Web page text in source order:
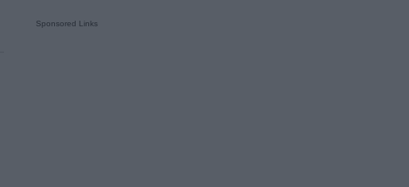
Sponsored Links